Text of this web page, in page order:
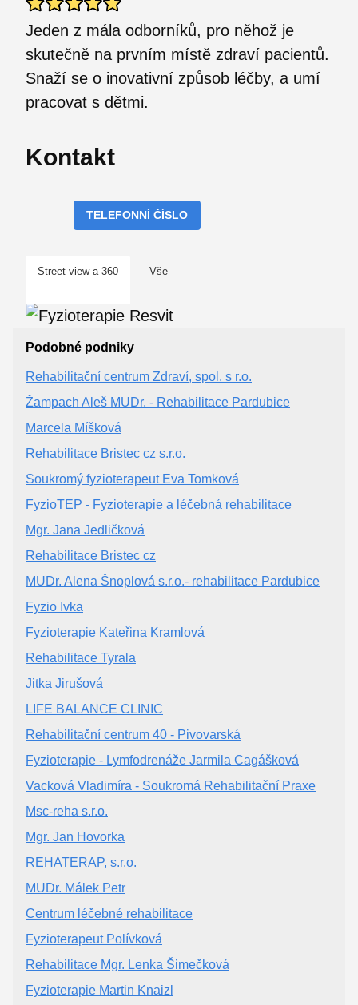
Jeden z mála odborníků, pro něhož je
skutečně na prvním místě zdraví pacientů.
Snaží se o inovativní způsob léčby, a umí
pracovat s dětmi.
Kontakt
TELEFONNÍ ČÍSLO
Street view a 360 Vše
Podobné podniky
Rehabilitační centrum Zdraví, spol. s r.o.
Žampach Aleš MUDr. - Rehabilitace Pardubice
Marcela Míšková
Rehabilitace Bristec cz s.r.o.
Soukromý fyzioterapeut Eva Tomková
FyzioTEP - Fyzioterapie a léčebná rehabilitace
Mgr. Jana Jedličková
Rehabilitace Bristec cz
MUDr. Alena Šnoplová s.r.o.- rehabilitace Pardubice
Fyzio Ivka
Fyzioterapie Kateřina Kramlová
Rehabilitace Tyrala
Jitka Jirušová
LIFE BALANCE CLINIC
Rehabilitační centrum 40 - Pivovarská
Fyzioterapie - Lymfodrenáže Jarmila Cagášková
Vacková Vladimíra - Soukromá Rehabilitační Praxe
Msc-reha s.r.o.
Mgr. Jan Hovorka
REHATERAP, s.r.o.
MUDr. Málek Petr
Centrum léčebné rehabilitace
Fyzioterapeut Polívková
Rehabilitace Mgr. Lenka Šimečková
Fyzioterapie Martin Knaizl